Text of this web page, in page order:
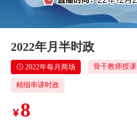
2022年月半时政
2022年每月两场 骨干教师授课
精细串讲时政
￥8